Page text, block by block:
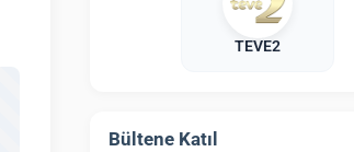
TEVE2
Bültene Katıl